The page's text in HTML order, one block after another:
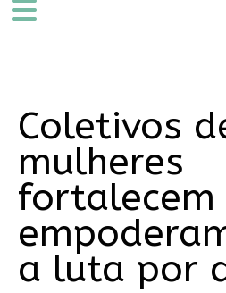
Coletivos
mulheres
fortalecem
a luta por